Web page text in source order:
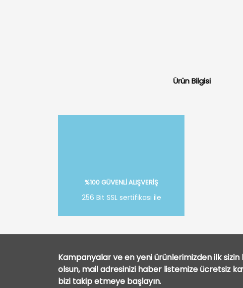
Ürün Bilgisi
%100 GÜVENLİ ALIŞVERİŞ
256 Bit SSL sertifikası ile
Kampanyalar ve en yeni ürünlerimizden ilk sizin
olsun, mail adresinizi haber listemize ücretsiz
bizi takip etmeye başlayın.